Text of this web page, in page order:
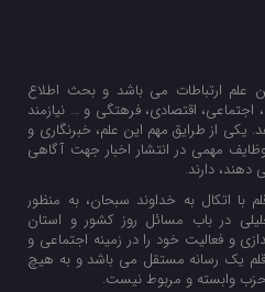
علم ارتباطات می باشد و بحث اطلاع
اجتماعی، اقتصادی، فرهتگی و … نیازمند
یکی از طرایق مهم این علم، خبرنگاری و
مهمی در انتشار اخبار جهت آگاهی
دهند، دارند.
با اتکال به خداوند سبحان، به منظور
در باب مسائل روز کشور و استان
در زمستان سال 1401 راه اندازی و فعالیت خود را در زمینه اجتماعی و
قلم یک رسانه مستقل می باشد و به هیچ
وابسته و مربوط نیست.